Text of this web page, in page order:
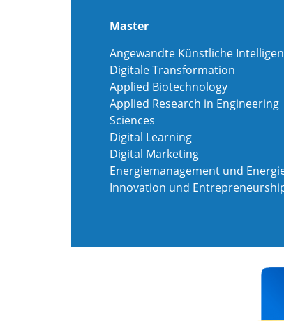
Master
Angewandte Künstliche
Digitale Transformation
Applied Biotechnology
Applied Research in Engineering
Sciences
Digital Learning
Digital Marketing
Energiemanagement und
Innovation und